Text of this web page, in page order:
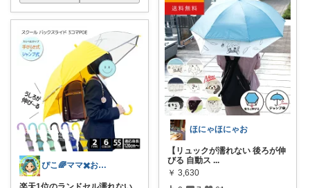
ぴこ🌈ママ✖️お洒落✖️お得
ほにゃほにゃお
【リュックが濡れない 後ろが伸
びる 自動ス ...
￥ 3,630